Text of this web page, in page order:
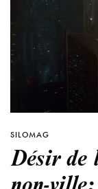
SILOMAG
Désir de
non-ville: